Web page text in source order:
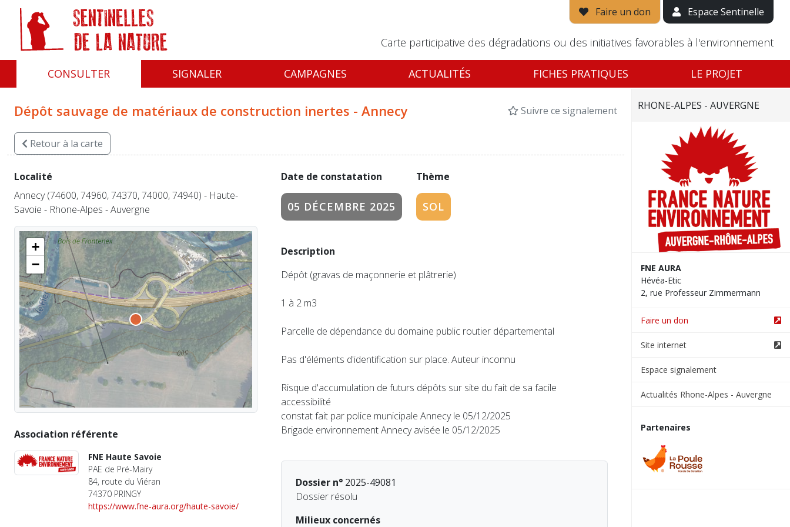
Faire un don Espace Sentinelle
Carte participative des dégradations ou des initiatives favorables à l'environnement
CONSULTER SIGNALER CAMPAGNES ACTUALITÉS FICHES PRATIQUES LE PROJET
Dépôt sauvage de matériaux de construction inertes - Annecy Suivre ce signalement
Retourà la carte
Date de constatation
05 DÉCEMBRE 2025
Thème
SOL
Description
Dépôt (gravas de maçonnerie et plâtrerie)
1 à 2 m3
Parcelle de dépendance du domaine public routier départemental
Pas d'éléments d'identification sur place. Auteur inconnu
Risque d'accumulation de futurs dépôts sur site du fait de sa facile
accessibilité
constat fait par police municipale Annecy le 05/12/2025
Brigade environnement Annecy avisée le 05/12/2025
Dossier n°2025-49081
Dossier résolu
Milieux concernés
Localité
Annecy (74600, 74960, 74370, 74000, 74940) - Haute-
Savoie - Rhone-Alpes - Auvergne
+
−
Association référente
FNE Haute Savoie
PAE de Pré-Mairy
84, route du Viéran
74370 PRINGY
https://www.fne-aura.org/haute-savoie/
RHONE-ALPES - AUVERGNE
FNE AURA
Hévéa-Etic
2, rue Professeur Zimmermann
Faire un don
Site internet
Espace signalement
Actualités Rhone-Alpes - Auvergne
Partenaires
Panneau de gestion des cookies